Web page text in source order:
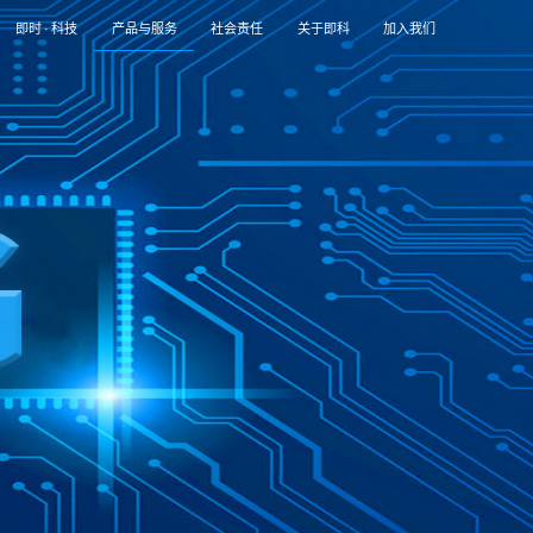
即时·科技 产品与服务 社会责任 关于即科 加入我们